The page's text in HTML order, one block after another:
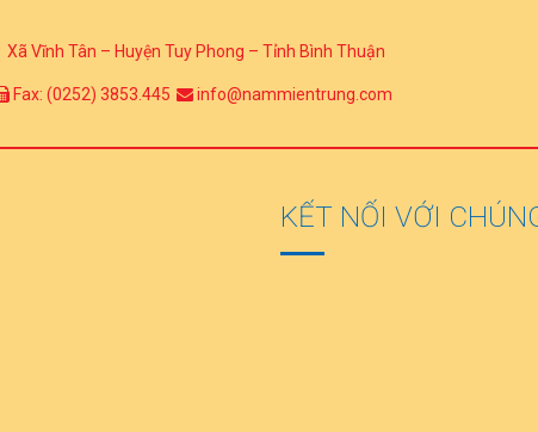
Xã Vĩnh Tân – Huyện Tuy Phong – Tỉnh Bình Thuận
Fax: (0252) 3853.445 info@nammientrung.com
KẾT NỐI VỚI